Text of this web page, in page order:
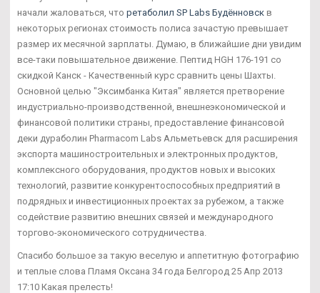
начали жаловаться, что ретаболил SP Labs Будённовск в
некоторых регионах стоимость полиса зачастую превышает
размер их месячной зарплаты. Думаю, в ближайшие дни увидим
все-таки повышательное движение. Пептид HGH 176-191 со
скидкой Канск - Качественный курс сравнить цены Шахты.
Основной целью "Эксимбанка Китая" является претворение
индустриально-производственной, внешнеэкономической и
финансовой политики страны, предоставление финансовой
деки дураболин Pharmacom Labs Альметьевск для расширения
экспорта машиностроительных и электронных продуктов,
комплексного оборудования, продуктов новых и высоких
технологий, развитие конкурентоспособных предприятий в
подрядных и инвестиционных проектах за рубежом, а также
содействие развитию внешних связей и международного
торгово-экономического сотрудничества.
Спасибо большое за такую веселую и аппетитную фотографию
и теплые слова Пламя Оксана 34 года Белгород 25 Апр 2013
17:10 Какая прелесть!